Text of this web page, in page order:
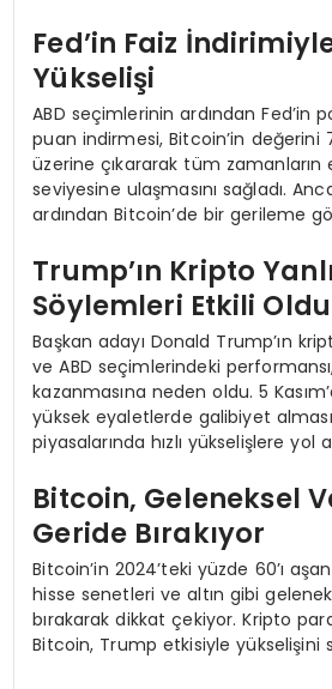
Fed’in Faiz
Yükselişi
ABD seçimlerinin ardından Fed’in
puan indirmesi, Bitcoin’in değerini
üzerine çıkararak tüm zamanların
seviyesine ulaşmasını sağladı.
ardından Bitcoin’de bir gerileme
Trump’ın Kripto
Söylemleri Etkili Oldu
Başkan adayı Donald Trump’ın
ve ABD seçimlerindeki
kazanmasına neden oldu. 5
yüksek eyaletlerde galibiyet
piyasalarında hızlı yükselişlere yol
Bitcoin, Geleneksel
Geride Bırakıyor
Bitcoin’in 2024’teki yüzde 60’ı
hisse senetleri ve altın gibi
bırakarak dikkat çekiyor. Kripto
Bitcoin, Trump etkisiyle yükselişini